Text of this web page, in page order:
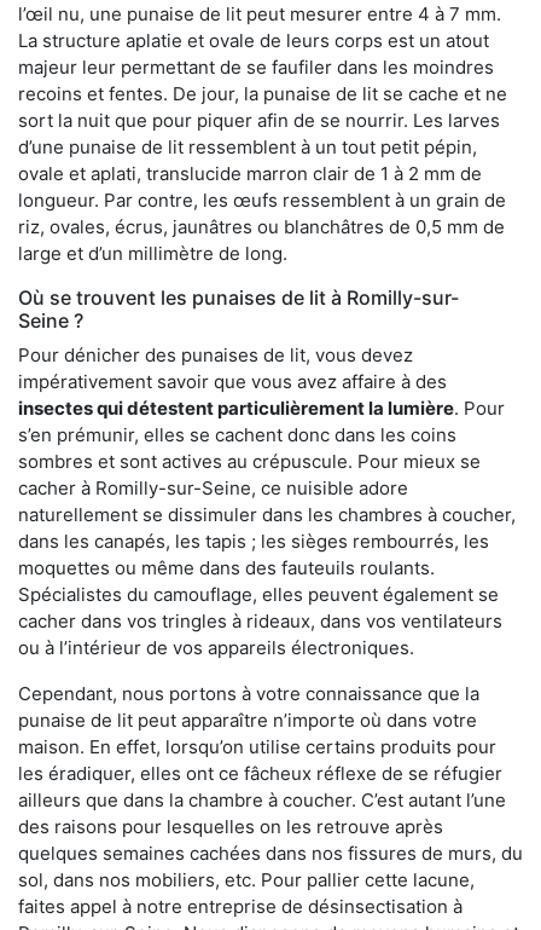
l’œil nu, une punaise de lit peut mesurer entre 4 à 7 mm.
La structure aplatie et ovale de leurs corps est un atout
majeur leur permettant de se faufiler dans les moindres
recoins et fentes. De jour, la punaise de lit se cache et ne
sort la nuit que pour piquer afin de se nourrir. Les larves
d’une punaise de lit ressemblent à un tout petit pépin,
ovale et aplati, translucide marron clair de 1 à 2 mm de
longueur. Par contre, les œufs ressemblent à un grain de
riz, ovales, écrus, jaunâtres ou blanchâtres de 0,5 mm de
large et d’un millimètre de long.
Où se trouvent les punaises de lit à Romilly-sur-
Seine ?
Pour dénicher des punaises de lit, vous devez
impérativement savoir que vous avez affaire à des
insectes qui détestent particulièrement la lumière. Pour
s’en prémunir, elles se cachent donc dans les coins
sombres et sont actives au crépuscule. Pour mieux se
cacher à Romilly-sur-Seine, ce nuisible adore
naturellement se dissimuler dans les chambres à coucher,
dans les canapés, les tapis ; les sièges rembourrés, les
moquettes ou même dans des fauteuils roulants.
Spécialistes du camouflage, elles peuvent également se
cacher dans vos tringles à rideaux, dans vos ventilateurs
ou à l’intérieur de vos appareils électroniques.
Cependant, nous portons à votre connaissance que la
punaise de lit peut apparaître n’importe où dans votre
maison. En effet, lorsqu’on utilise certains produits pour
les éradiquer, elles ont ce fâcheux réflexe de se réfugier
ailleurs que dans la chambre à coucher. C’est autant l’une
des raisons pour lesquelles on les retrouve après
quelques semaines cachées dans nos fissures de murs, du
sol, dans nos mobiliers, etc. Pour pallier cette lacune,
faites appel à notre entreprise de désinsectisation à